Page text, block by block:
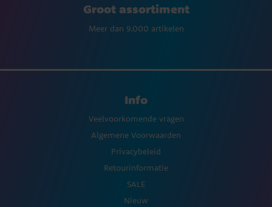
Groot assortiment
Meer dan 9.000 artikelen
Info
Veelvoorkomende vragen
Algemene Voorwaarden
Privacybeleid
Retourinformatie
SALE
Nieuw